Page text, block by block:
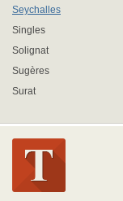
Seychalles
Singles
Solignat
Sugères
Surat